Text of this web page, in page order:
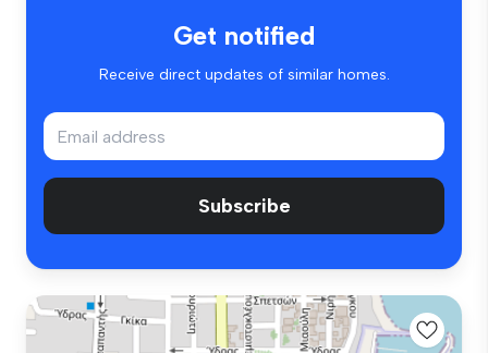
Get notified
Receive direct updates of similar homes.
Subscribe